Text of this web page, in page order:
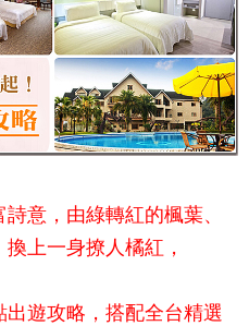
意，由綠轉紅的楓葉、
上一身撩人橘紅，
遊攻略，搭配全台精選